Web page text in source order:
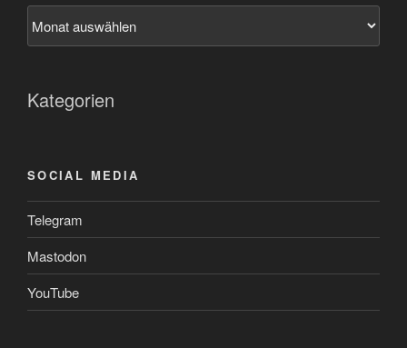
Kategorien
SOCIAL MEDIA
Telegram
Mastodon
YouTube